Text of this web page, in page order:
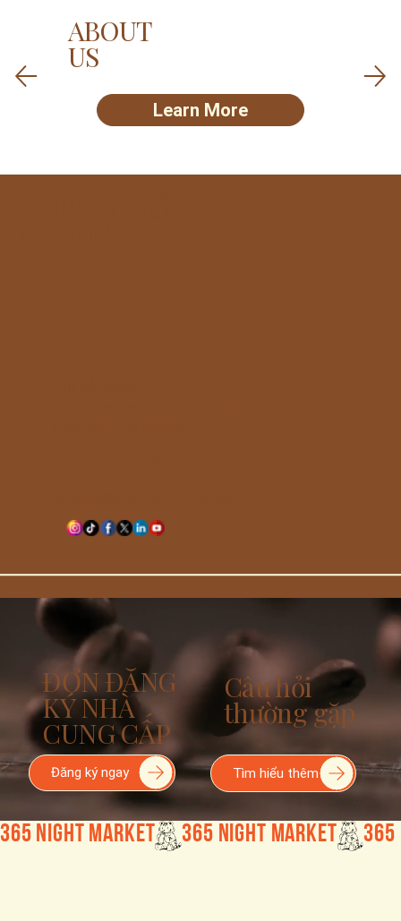
ABOUT
US
Learn More
ĐƠN ĐĂNG
KÝ NHÀ
CUNG CẤP
Đăng ký ngay
Câu hỏi
thường gặp
Tìm hiểu thêm
365 Night Market